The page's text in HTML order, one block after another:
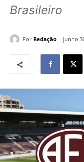
Brasileiro
Por Redação junho